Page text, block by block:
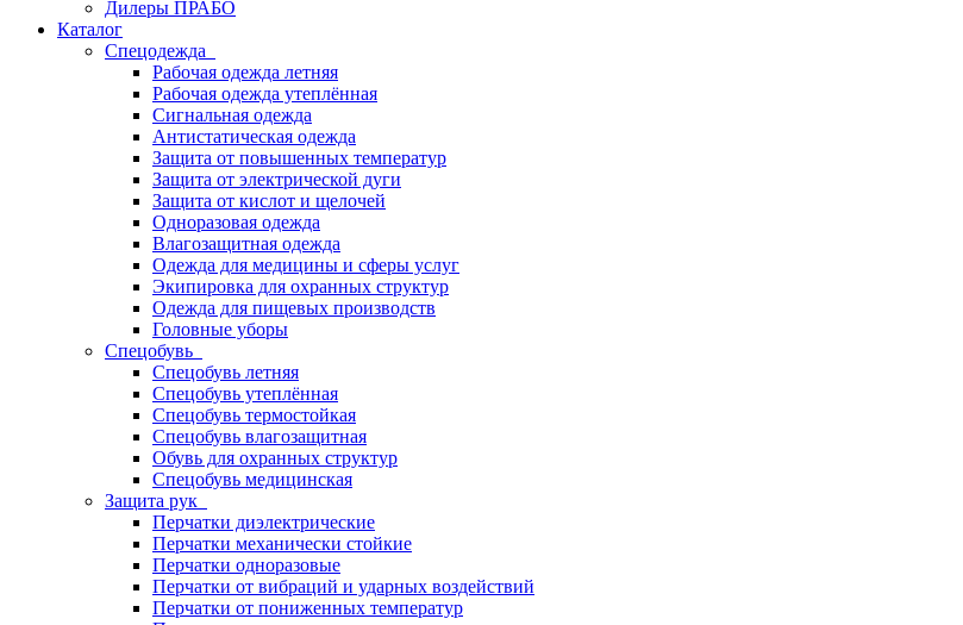
Дилеры ПРАБО
Каталог
Спецодежда
Рабочая одежда летняя
Рабочая одежда утеплённая
Сигнальная одежда
Антистатическая одежда
Защита от повышенных температур
Защита от электрической дуги
Защита от кислот и щелочей
Одноразовая одежда
Влагозащитная одежда
Одежда для медицины и сферы услуг
Экипировка для охранных структур
Одежда для пищевых производств
Головные уборы
Спецобувь
Спецобувь летняя
Спецобувь утеплённая
Спецобувь термостойкая
Спецобувь влагозащитная
Обувь для охранных структур
Спецобувь медицинская
Защита рук
Перчатки диэлектрические
Перчатки механически стойкие
Перчатки одноразовые
Перчатки от вибраций и ударных воздействий
Перчатки от пониженных температур